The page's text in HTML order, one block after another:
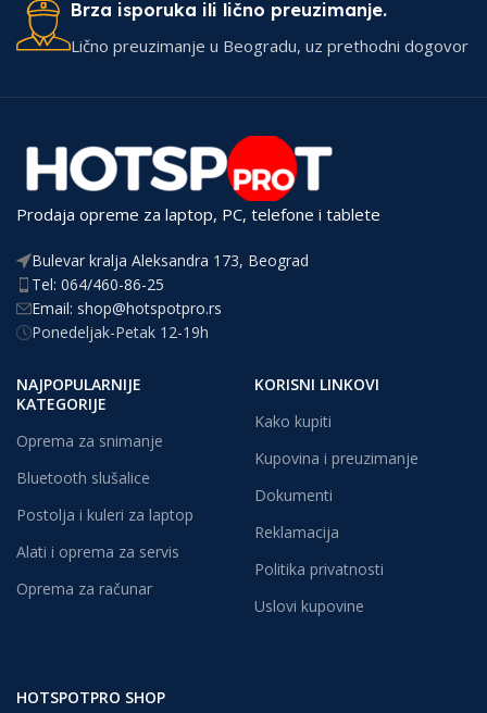
Brza isporuka ili lično preuzimanje.
Lično preuzimanje u Beogradu, uz prethodni dogovor
Prodaja opreme za laptop, PC, telefone i tablete
Bulevar kralja Aleksandra 173, Beograd
Tel: 064/460-86-25
Email: shop@hotspotpro.rs
Ponedeljak-Petak 12-19h
NAJPOPULARNIJE
KATEGORIJE
Oprema za snimanje
Bluetooth slušalice
Postolja i kuleri za laptop
Alati i oprema za servis
Oprema za računar
KORISNI LINKOVI
Kako kupiti
Kupovina i preuzimanje
Dokumenti
Reklamacija
Politika privatnosti
Uslovi kupovine
HOTSPOTPRO SHOP